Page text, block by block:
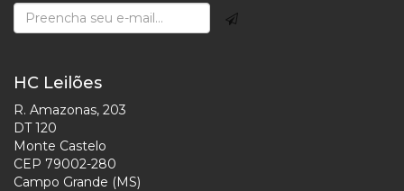
HC Leilões
R. Amazonas, 203
DT 120
Monte Castelo
CEP 79002-280
Campo Grande (MS)